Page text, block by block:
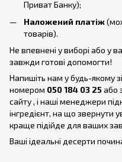
Приват Банку);
Наложений платіж
товарів).
Не впевнені у виборі або у
завжди готові допомогти!
Напишіть нам у будь-якому
номером 050 184 03 25або
сайту , і наші менеджери
інгредієнт, на що звернути
краще підійде для ваших
Ваші ідеальні десерти